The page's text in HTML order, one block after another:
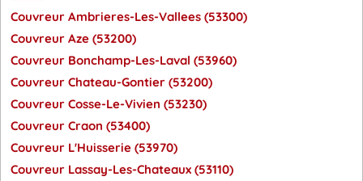
Couvreur Ambrieres-Les-Vallees (53300)
Couvreur Aze (53200)
Couvreur Bonchamp-Les-Laval (53960)
Couvreur Chateau-Gontier (53200)
Couvreur Cosse-Le-Vivien (53230)
Couvreur Craon (53400)
Couvreur L'Huisserie (53970)
Couvreur Lassay-Les-Chateaux (53110)